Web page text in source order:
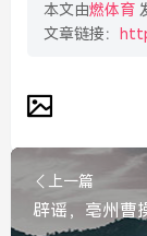
本文由燃体育
文章链接：
上一篇